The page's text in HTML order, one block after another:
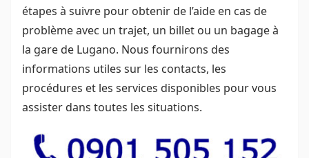
étapes à suivre pour obtenir de l’aide en cas de
problème avec un trajet, un billet ou un bagage à
la gare de Lugano. Nous fournirons des
informations utiles sur les contacts, les
procédures et les services disponibles pour vous
assister dans toutes les situations.